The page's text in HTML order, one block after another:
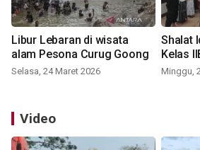
Libur Lebaran di wisata
alam Pesona Curug Goong
Selasa, 24 Maret 2026
Shalat
Kelas
Minggu,
Video